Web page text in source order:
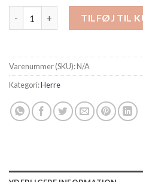
TILFØJ TIL
Varenummer (SKU):N/A
Kategori:Herre